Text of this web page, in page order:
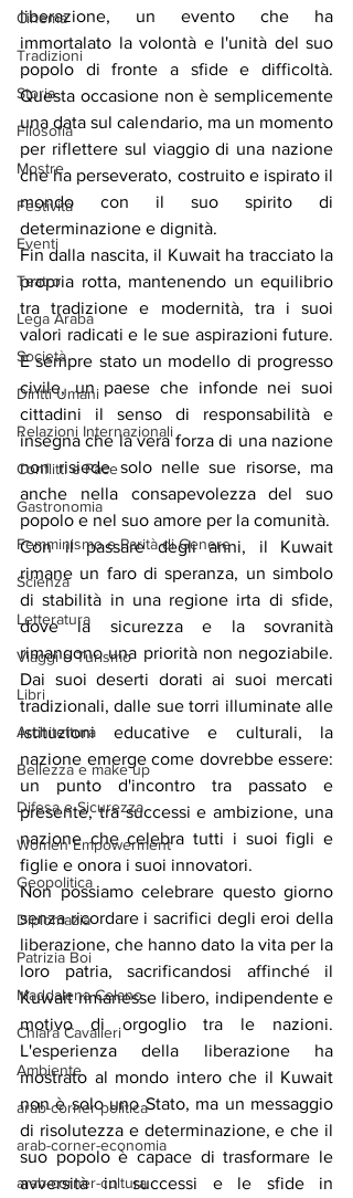
Cinema
Tradizioni
Storia
Filosofia
Mostre
Festività
Eventi
Teatro
Lega Araba
Società
Diritti Umani
Relazioni Internazionali
Conflitti e Pace
Gastronomia
Femminismo e Parità di Genere
Scienza
Letteratura
Viaggi e Turismo
Libri
Architettura
Bellezza e make up
Difesa e Sicurezza
Women Empowerment
Geopolitica
Diplomazia
Patrizia Boi
Maddalena Celano
Chiara Cavalieri
Ambiente
arab-corner-politica
arab-corner-economia
arab-corner-cultura
liberazione, un evento che ha
immortalato la volontà e l'unità del suo
popolo di fronte a sfide e difficoltà.
Questa occasione non è semplicemente
una data sul calendario, ma un momento
per riflettere sul viaggio di una nazione
che ha perseverato, costruito e ispirato il
mondo con il suo spirito di
determinazione e dignità.
Fin dalla nascita, il Kuwait ha tracciato la
propria rotta, mantenendo un equilibrio
tra tradizione e modernità, tra i suoi
valori radicati e le sue aspirazioni future.
È sempre stato un modello di progresso
civile, un paese che infonde nei suoi
cittadini il senso di responsabilità e
insegna che la vera forza di una nazione
non risiede solo nelle sue risorse, ma
anche nella consapevolezza del suo
popolo e nel suo amore per la comunità.
Con il passare degli anni, il Kuwait
rimane un faro di speranza, un simbolo
di stabilità in una regione irta di sfide,
dove la sicurezza e la sovranità
rimangono una priorità non negoziabile.
Dai suoi deserti dorati ai suoi mercati
tradizionali, dalle sue torri illuminate alle
istituzioni educative e culturali, la
nazione emerge come dovrebbe essere:
un punto d'incontro tra passato e
presente, tra successi e ambizione, una
nazione che celebra tutti i suoi figli e
figlie e onora i suoi innovatori.
Non possiamo celebrare questo giorno
senza ricordare i sacrifici degli eroi della
liberazione, che hanno dato la vita per la
loro patria, sacrificandosi affinché il
Kuwait rimanesse libero, indipendente e
motivo di orgoglio tra le nazioni.
L'esperienza della liberazione ha
mostrato al mondo intero che il Kuwait
non è solo uno Stato, ma un messaggio
di risolutezza e determinazione, e che il
suo popolo è capace di trasformare le
avversità in successi e le sfide in